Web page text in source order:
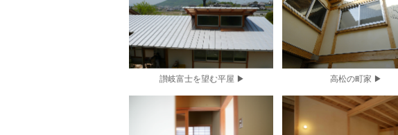
讃岐富士を望む平屋 ▶ 高松の町家 ▶